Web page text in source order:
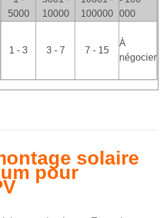
5000
10000
100000 000
1 - 3 3 - 7 7 - 15
À
négocier
solaire
pour